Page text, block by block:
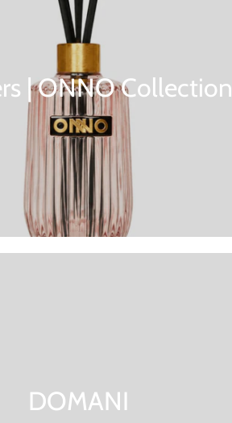
| ONNO Collection
DOMANI